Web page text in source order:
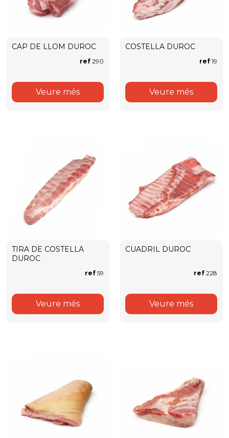
CAP DE LLOM DUROC
ref 290
Veure més
COSTELLA DUROC
ref 19
Veure més
TIRA DE COSTELLA
DUROC
ref 59
Veure més
CUADRIL DUROC
ref 228
Veure més